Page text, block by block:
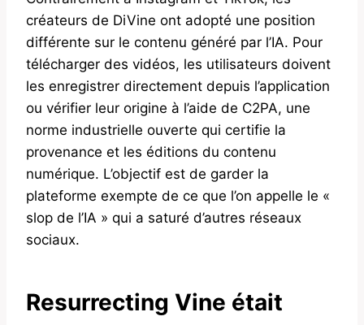
créateurs de DiVine ont adopté une position
différente sur le contenu généré par l’IA. Pour
télécharger des vidéos, les utilisateurs doivent
les enregistrer directement depuis l’application
ou vérifier leur origine à l’aide de C2PA, une
norme industrielle ouverte qui certifie la
provenance et les éditions du contenu
numérique. L’objectif est de garder la
plateforme exempte de ce que l’on appelle le «
slop de l’IA » qui a saturé d’autres réseaux
sociaux.
Resurrecting Vine était